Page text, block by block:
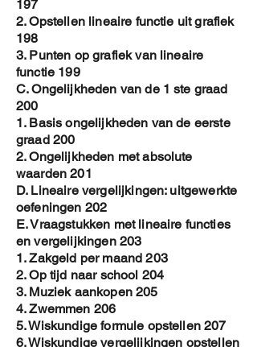
197
2. Opstellen lineaire functie uit grafiek
198
3. Punten op grafiek van lineaire
functie 199
C. Ongelijkheden van de 1 ste graad
200
1. Basis ongelijkheden van de eerste
graad 200
2. Ongelijkheden met absolute
waarden 201
D. Lineaire vergelijkingen: uitgewerkte
oefeningen 202
E. Vraagstukken met lineaire functies
en vergelijkingen 203
1. Zakgeld per maand 203
2. Op tijd naar school 204
3. Muziek aankopen 205
4. Zwemmen 206
5. Wiskundige formule opstellen 207
6. Wiskundige vergelijkingen opstellen